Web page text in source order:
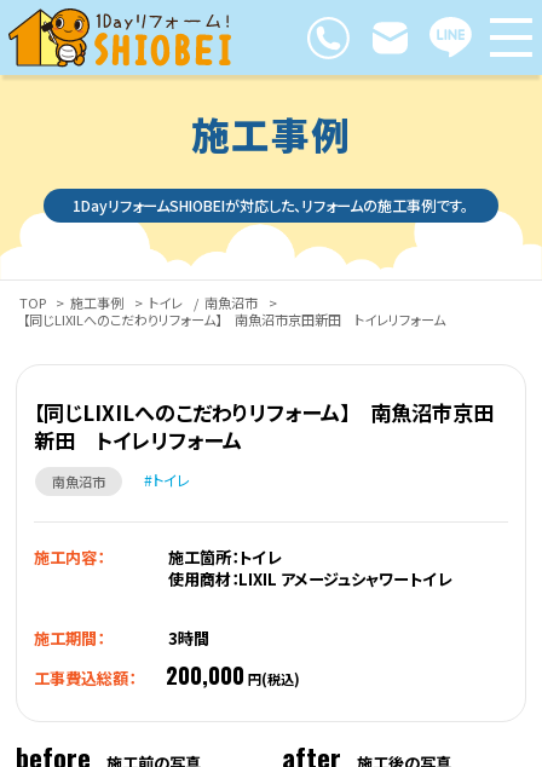
施工事例
1DayリフォームSHIOBEIが対応した、リフォームの施工事例です。
TOP > 施工事例 > トイレ / 南魚沼市
>
【同じLIXILへのこだわりリフォーム】 南魚沼市京田新田 トイレリフォーム
【同じLIXILへのこだわりリフォーム】 南魚沼市京田
新田 トイレリフォーム
南魚沼市 トイレ
施工内容：
施工箇所：トイレ
使用商材：LIXIL アメージュシャワートイレ
施工期間：
3時間
工事費込総額：
200,000 円(税込)
before after